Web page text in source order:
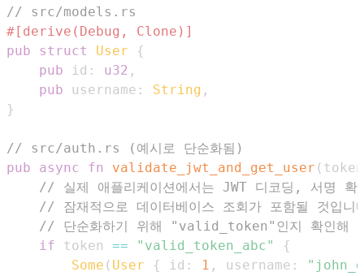
// src/models.rs
#[derive(Debug, Clone)]
pub
struct User
{
pub id : u32 ,
pub username : String ,
}
// src/auth.rs (예시로 단순화됨)
pub
async fn validate_jwt_and_get_user ( token
// 실제 애플리케이션에서는 JWT 디코딩, 서명 확
// 잠재적으로 데이터베이스 조회가 포함될 것입니
// 단순화하기 위해 "valid_token"인지 확인해
if token == "valid_token_abc"
{
Some ( User { id : 1 , username :